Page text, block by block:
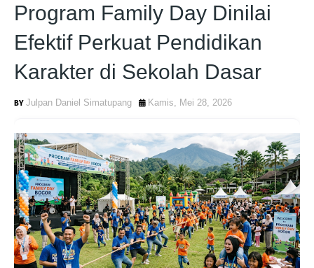
Program Family Day Dinilai
Efektif Perkuat Pendidikan
Karakter di Sekolah Dasar
Julpan Daniel Simatupang Kamis, Mei 28, 2026